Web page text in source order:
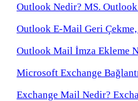
Outlook Nedir? MS.
Outlook E-Mail Geri Çekme,
Outlook Mail İmza Ekleme
Microsoft Exchange
Exchange Mail Nedir?